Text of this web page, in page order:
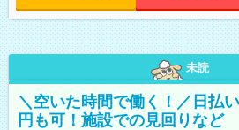
未読
＼空いた時間で働く！／日払
円も可！施設での見回りなど